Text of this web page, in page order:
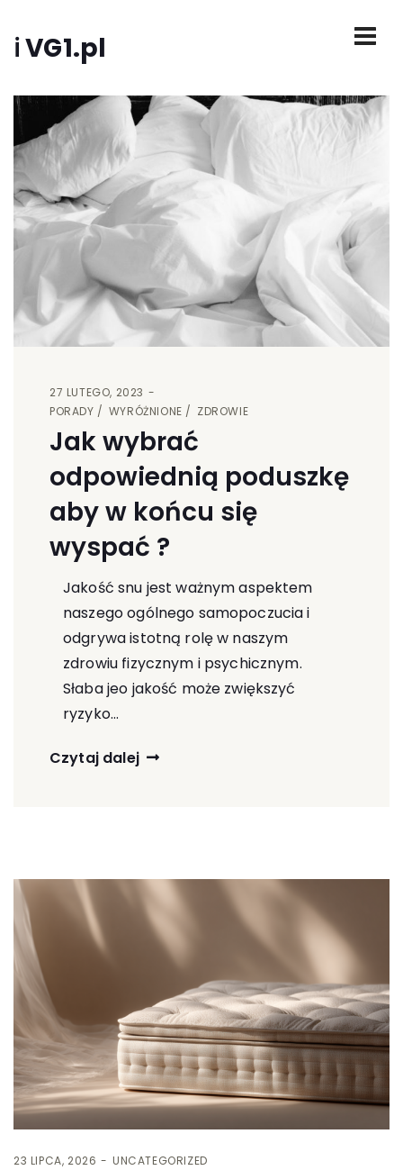
ℹ VG1.pl
27 LUTEGO, 2023
PORADY
WYRÓŻNIONE ZDROWIE
Jak wybrać
odpowiednią poduszkę
aby w końcu się
wyspać ?
Jakość snu jest ważnym aspektem
naszego ogólnego samopoczucia i
odgrywa istotną rolę w naszym
zdrowiu fizycznym i psychicznym.
Słaba jeo jakość może zwiększyć
ryzyko…
Czytaj dalej
23 LIPCA, 2026 UNCATEGORIZED